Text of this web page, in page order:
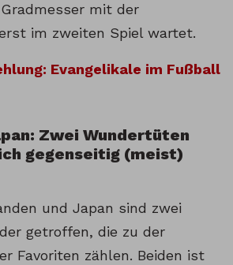
mit der
im zweiten Spiel wartet.
Evangelikale im Fußball
Zwei Wundertüten
gegenseitig (meist)
und Japan sind zwei
getroffen, die zu der
Favoriten zählen. Beiden ist